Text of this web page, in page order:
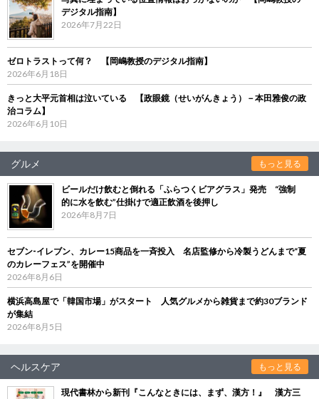
デジタル指南】
2026年7月22日
ゼロトラストって何？ 【岡嶋教授のデジタル指南】
2026年6月18日
きっと大平元首相は泣いている 【政眼鏡（せいがんきょう）－本田雅俊の政
治コラム】
2026年6月10日
グルメ もっと見る
ビールだけ飲むと倒れる「ふらつくビアグラス」発売 “強制
的に水を飲む”仕掛けで適正飲酒を後押し
2026年8月7日
セブン‐イレブン、カレー15商品を一斉投入 名店監修から冷製うどんまで“夏
のカレーフェス”を開催中
2026年8月6日
横浜高島屋で「韓国市場」がスタート 人気グルメから雑貨まで約30ブランド
が集結
2026年8月5日
ヘルスケア もっと見る
現代書林から新刊『こんなときには、まず、漢方！』 漢方三